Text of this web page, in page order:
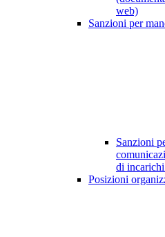
web)
Sanzioni per
Sanzioni
di
Posizioni